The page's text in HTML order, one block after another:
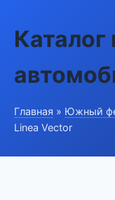
Главная » Южный
Linea Vector